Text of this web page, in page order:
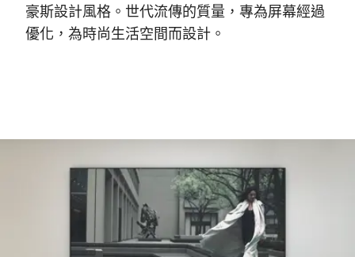
豪斯設計風格。世代流傳的質量，專為屏幕經過
優化，為時尚生活空間而設計。